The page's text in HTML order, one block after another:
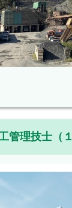
管理技士（